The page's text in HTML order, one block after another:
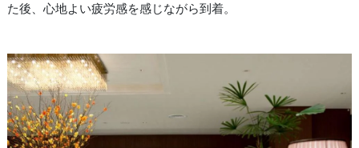
た後、心地よい疲労感を感じながら到着。